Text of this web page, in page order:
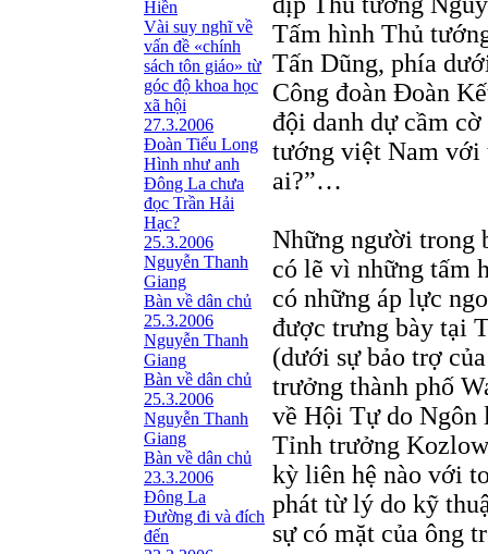
Hiền
Vài suy nghĩ về
vấn đề «chính
sách tôn giáo» từ
góc độ khoa học
xã hội
27.3.2006
Đoàn Tiểu Long
Hình như anh
Đông La chưa
đọc Trần Hải
Hạc?
25.3.2006
Nguyễn Thanh
Giang
Bàn về dân chủ
25.3.2006
Nguyễn Thanh
Giang
Bàn về dân chủ
25.3.2006
Nguyễn Thanh
Giang
Bàn về dân chủ
23.3.2006
Đông La
Đường đi và đích
đến
Tấm hình Thủ
Tấn Dũng, phía
Công đoàn Đoàn
đội danh dự cầm
tướng việt Nam với
ai?”…
Những người trong
có lẽ vì những tấm
có những áp lực
được trưng bày tại
(dưới sự bảo trợ
trưởng thành phố
về Hội Tự do Ngôn
Tỉnh trưởng
kỳ liên hệ nào với
phát từ lý do kỹ
sự có mặt của ông